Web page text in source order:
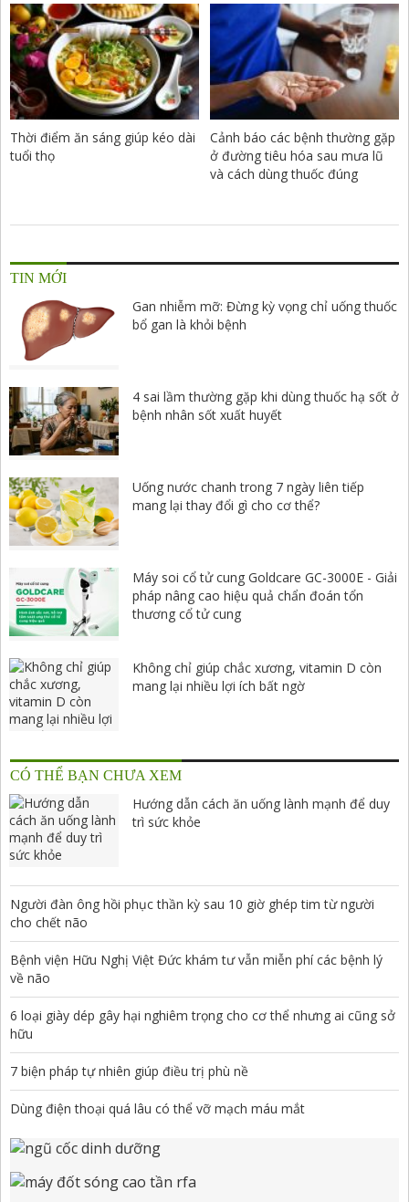
Thời điểm ăn sáng giúp kéo dài
tuổi thọ
Cảnh báo các bệnh thường gặp
ở đường tiêu hóa sau mưa lũ
và cách dùng thuốc đúng
TIN MỚI
Gan nhiễm mỡ: Đừng kỳ vọng chỉ uống thuốc
bổ gan là khỏi bệnh
4 sai lầm thường gặp khi dùng thuốc hạ sốt ở
bệnh nhân sốt xuất huyết
Uống nước chanh trong 7 ngày liên tiếp
mang lại thay đổi gì cho cơ thể?
Máy soi cổ tử cung Goldcare GC-3000E - Giải
pháp nâng cao hiệu quả chẩn đoán tổn
thương cổ tử cung
Không chỉ giúp chắc xương, vitamin D còn
mang lại nhiều lợi ích bất ngờ
CÓ THỂ BẠN CHƯA XEM
Hướng dẫn cách ăn uống lành mạnh để duy
trì sức khỏe
Người đàn ông hồi phục thần kỳ sau 10 giờ ghép tim từ người
cho chết não
Bệnh viện Hữu Nghị Việt Đức khám tư vẫn miễn phí các bệnh lý
về não
6 loại giày dép gây hại nghiêm trọng cho cơ thể nhưng ai cũng sở
hữu
7 biện pháp tự nhiên giúp điều trị phù nề
Dùng điện thoại quá lâu có thể vỡ mạch máu mắt